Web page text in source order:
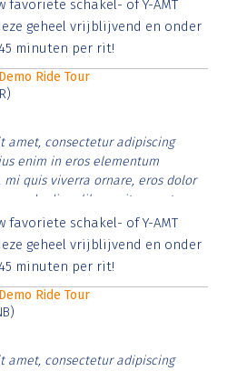
vitae risus tristique posuere.
schakel- of Y-AMT
geheel vrijblijvend en onder
minuten per rit!
Ride Tour
amet, consectetur adipiscing
enim in eros elementum
mi quis viverra ornare, eros dolor
diam libero vitae erat.
et justo cursus id rutrum lorem
vitae risus tristique posuere.
schakel- of Y-AMT
geheel vrijblijvend en onder
minuten per rit!
Ride Tour
amet, consectetur adipiscing